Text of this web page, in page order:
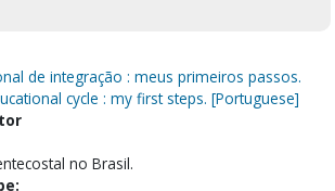
de integração : meus primeiros passos.
cycle : my first steps. [Portuguese]
no Brasil.